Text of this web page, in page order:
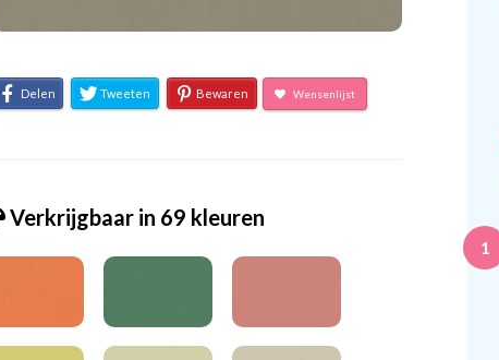
Delen Tweeten Bewaren Wensenlijst
Verkrijgbaar in 69 kleuren
1